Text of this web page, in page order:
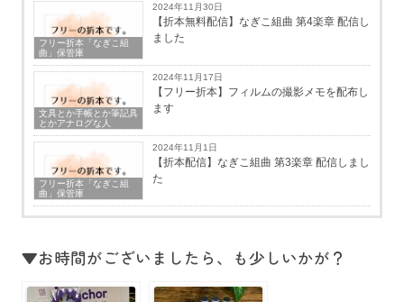
フリー折本「なぎこ組
曲」保管庫
2024年11月30日
【折本無料配信】なぎこ組曲 第4楽章 配信し
ました
文具とか手帳とか筆記具
とかアナログな人
2024年11月17日
【フリー折本】フィルムの撮影メモを配布し
ます
フリー折本「なぎこ組
曲」保管庫
2024年11月1日
【折本配信】なぎこ組曲 第3楽章 配信しまし
た
▼お時間がございましたら、も少しいかが？